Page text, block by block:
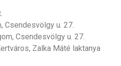
Csendesvölgy u. 27.
Csendesvölgy u. 27.
Zalka Máté laktanya